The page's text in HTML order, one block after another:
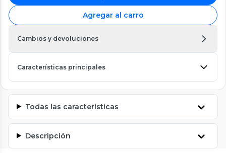
Agregar al carro
Cambios y devoluciones
Características principales
Todas las características
Descripción